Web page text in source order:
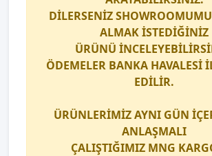
DİLERSENİZ
ALMAK İSTEDİĞİNİZ
ÜRÜNÜ
ÖDEMELER BANKA HAVALESİ
EDİLİR.
ÜRÜNLERİMİZ AYNI GÜN
ANLAŞMALI
ÇALIŞTIĞIMIZ MNG